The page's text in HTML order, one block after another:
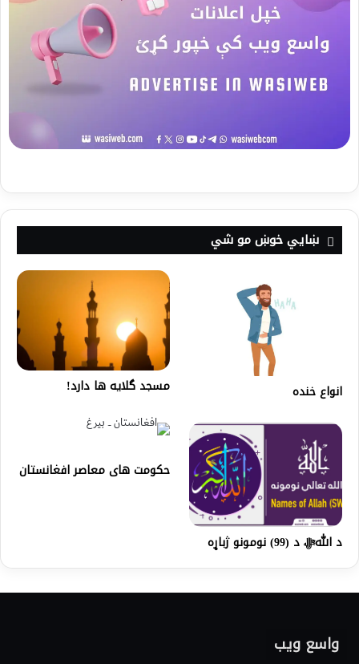
ښايي خوښ مو شي
انواع خنده مسجد گلایه ها دارد!
د اللهﷻ د (99) نومونو ژباړه
حکومت های معاصر افغانستان
واسع ویب